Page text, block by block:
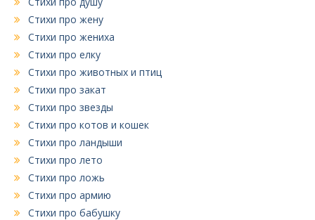
Стихи про жену
Стихи про жениха
Стихи про елку
Стихи про животных и птиц
Стихи про закат
Стихи про звезды
Стихи про котов и кошек
Стихи про ландыши
Стихи про лето
Стихи про ложь
Стихи про армию
Стихи про бабушку